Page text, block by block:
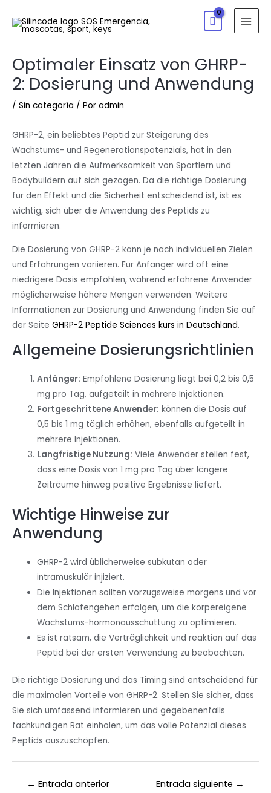
Optimaler Einsatz von GHRP-
2: Dosierung und Anwendung
/ Sin categoría / Por admin
GHRP-2, ein beliebtes Peptid zur Steigerung des
Wachstums- und Regenerationspotenzials, hat in den
letzten Jahren die Aufmerksamkeit von Sportlern und
Bodybuildern auf sich gezogen. Da die richtige Dosierung
für den Effekt und die Sicherheit entscheidend ist, ist es
wichtig, sich über die Anwendung des Peptids zu
informieren.
Die Dosierung von GHRP-2 kann je nach individuellen Zielen
und Erfahrungen variieren. Für Anfänger wird oft eine
niedrigere Dosis empfohlen, während erfahrene Anwender
möglicherweise höhere Mengen verwenden. Weitere
Informationen zur Dosierung und Anwendung finden Sie auf
der Seite GHRP-2 Peptide Sciences kurs in Deutschland.
Allgemeine Dosierungsrichtlinien
Anfänger: Empfohlene Dosierung liegt bei 0,2 bis 0,5
mg pro Tag, aufgeteilt in mehrere Injektionen.
Fortgeschrittene Anwender: können die Dosis auf
0,5 bis 1 mg täglich erhöhen, ebenfalls aufgeteilt in
mehrere Injektionen.
Langfristige Nutzung: Viele Anwender stellen fest,
dass eine Dosis von 1 mg pro Tag über längere
Zeiträume hinweg positive Ergebnisse liefert.
Wichtige Hinweise zur
Anwendung
GHRP-2 wird üblicherweise subkutan oder
intramuskulär injiziert.
Die Injektionen sollten vorzugsweise morgens und vor
dem Schlafengehen erfolgen, um die körpereigene
Wachstums-hormonausschüttung zu optimieren.
Es ist ratsam, die Verträglichkeit und reaktion auf das
Peptid bei der ersten Verwendung zu beobachten.
Die richtige Dosierung und das Timing sind entscheidend für
die maximalen Vorteile von GHRP-2. Stellen Sie sicher, dass
Sie sich umfassend informieren und gegebenenfalls
fachkundigen Rat einholen, um das volle Potenzial dieses
Peptids auszuschöpfen.
← Entrada anterior Entrada siguiente →